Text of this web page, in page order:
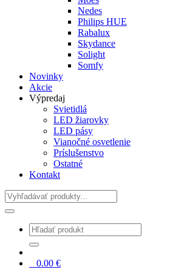
Nedes
Philips HUE
Rabalux
Skydance
Solight
Somfy
Novinky
Akcie
Výpredaj
Svietidlá
LED žiarovky
LED pásy
Vianočné osvetlenie
Príslušenstvo
Ostatné
Kontakt
Hladať
0.00 €